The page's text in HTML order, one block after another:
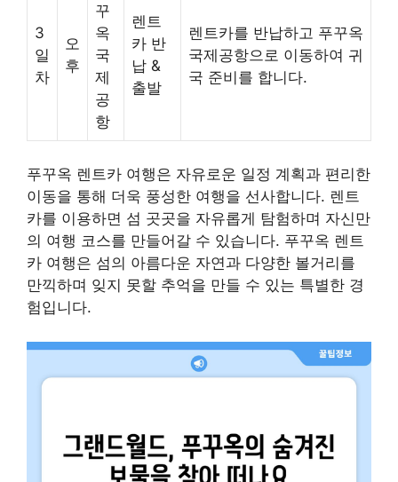
3
일
차
오
후
꾸
옥
국
제
공
항
렌트
카 반
납 &
출발
렌트카를 반납하고 푸꾸옥
국제공항으로 이동하여 귀
국 준비를 합니다.
푸꾸옥 렌트카 여행은 자유로운 일정 계획과 편리한
이동을 통해 더욱 풍성한 여행을 선사합니다. 렌트
카를 이용하면 섬 곳곳을 자유롭게 탐험하며 자신만
의 여행 코스를 만들어갈 수 있습니다. 푸꾸옥 렌트
카 여행은 섬의 아름다운 자연과 다양한 볼거리를
만끽하며 잊지 못할 추억을 만들 수 있는 특별한 경
험입니다.